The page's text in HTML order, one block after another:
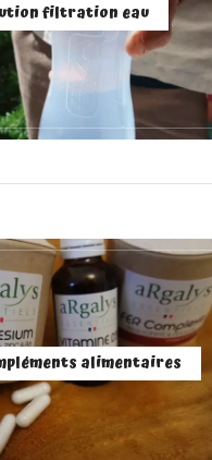
filtration eau
alimentaires